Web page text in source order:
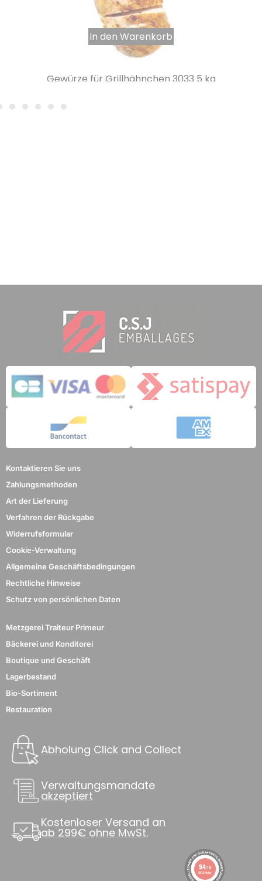
Gewürze für Grillhähnchen 3033 5 kg
In den Warenkorb
Kontaktieren Sie uns
Zahlungsmethoden
Art der Lieferung
Verfahren der Rückgabe
Widerrufsformular
Cookie-Verwaltung
Allgemeine Geschäftsbedingungen
Rechtliche Hinweise
Schutz von persönlichen Daten
Metzgerei Traiteur Primeur
Bäckerei und Konditorei
Boutique und Geschäft
Lagerbestand
Bio-Sortiment
Restauration
Abholung Click and Collect
Verwaltungsmandate
akzeptiert
Kostenloser Versand an
ab 299€ ohne MwSt.
9.4/10
8838 Noten